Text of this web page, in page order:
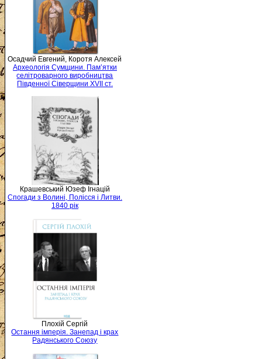
Осадчий Евгений, Коротя Алексей
Археологія Сумщини. Пам’ятки
селітроварного виробництва
Південної Сіверщини XVII ст.
Крашевський Юзеф Ігнацій
Спогади з Волині, Полісся і Литви.
1840 рік
Плохій Сергій
Остання імперія. Занепад і крах
Радянського Союзу